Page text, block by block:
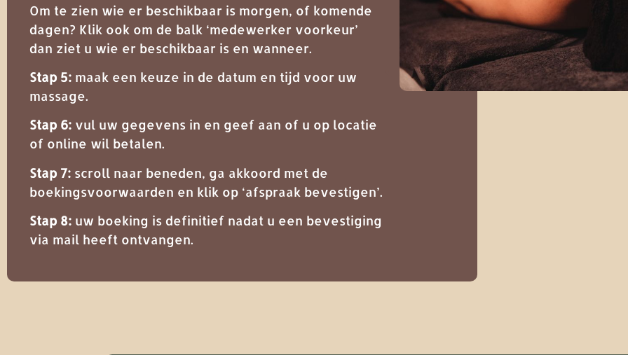
Om te zien wie er beschikbaar is morgen, of komende
dagen? Klik ook om de balk ‘medewerker voorkeur’
dan ziet u wie er beschikbaar is en wanneer.
Stap 5: maak een keuze in de datum en tijd voor uw
massage.
Stap 6: vul uw gegevens in en geef aan of u op locatie
of online wil betalen.
Stap 7: scroll naar beneden, ga akkoord met de
boekingsvoorwaarden en klik op ‘afspraak bevestigen’.
Stap 8: uw boeking is definitief nadat u een bevestiging
via mail heeft ontvangen.